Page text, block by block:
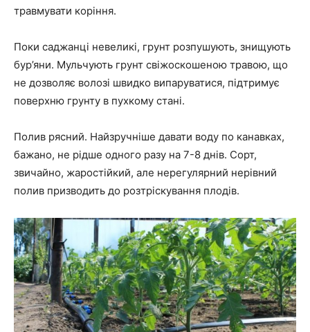
травмувати коріння.
Поки саджанці невеликі, грунт розпушують, знищують
бур’яни. Мульчують грунт свіжоскошеною травою, що
не дозволяє волозі швидко випаруватися, підтримує
поверхню грунту в пухкому стані.
Полив рясний. Найзручніше давати воду по канавках,
бажано, не рідше одного разу на 7-8 днів. Сорт,
звичайно, жаростійкий, але нерегулярний нерівний
полив призводить до розтріскування плодів.